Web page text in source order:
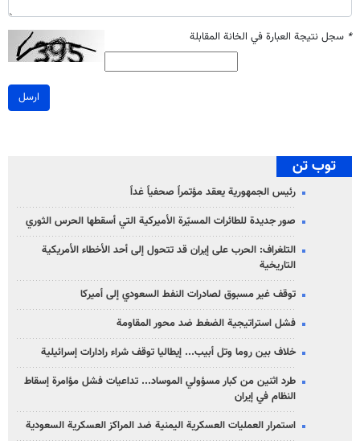
* سجل نتيجة العبارة في الخانة المقابلة
ارسل
توب تن
رئيس الجمهورية يعقد مؤتمراً صحفياً غداً
صور جديدة للطائرات المسيّرة الأميركية التي أسقطها الحرس الثوري
التلغراف: الحرب على إيران قد تتحول إلى أحد الأخطاء الأمريكية
التاريخية
توقف غير مسبوق لصادرات النفط السعودي إلى أميركا
فشل استراتيجية الضغط ضد محور المقاومة
خلاف بين روما وتل أبيب... إيطاليا توقف شراء رادارات إسرائيلية
طرد اثنين من كبار مسؤولي الموساد... تداعيات فشل مؤامرة إسقاط
النظام في إيران
استمرار العمليات العسكرية اليمنية ضد المراكز العسكرية السعودية